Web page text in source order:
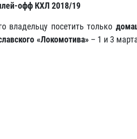
офф КХЛ 2018/19
владельцу посетить только
«Локомотива» – 1 и 3